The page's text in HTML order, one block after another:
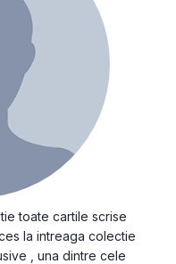
toate cartile scrise
la intreaga colectie
, una dintre cele